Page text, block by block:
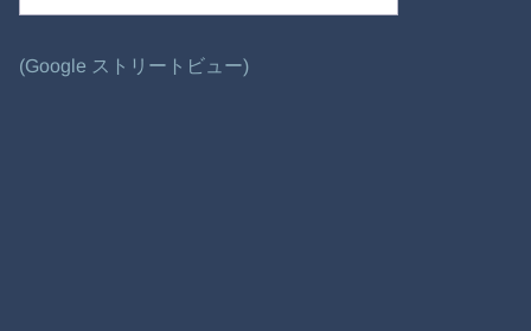
(Google ストリートビュー)